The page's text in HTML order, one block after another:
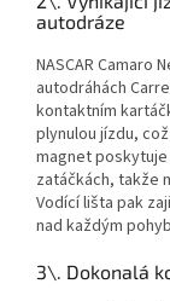
autodráze
NASCAR Camaro
autodráhách
kontaktním
plynulou jízdu,
magnet
zatáčkách, takže
Vodící lišta pak
nad každým
3\. Dokonalá